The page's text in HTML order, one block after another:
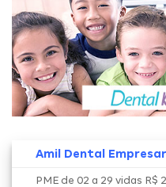
Amil Dental
PME de 02 a 29 vidas R$